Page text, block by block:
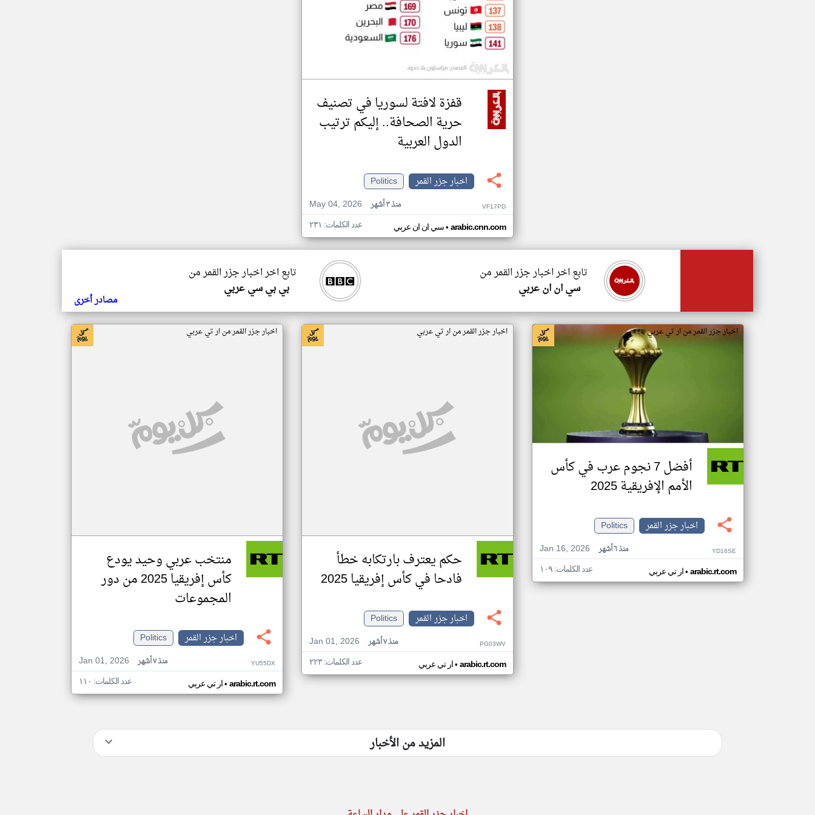
قفزة لافتة لسوريا في تصنيف
حرية الصحافة.. إليكم ترتيب
الدول العربية
اخبار جزر القمر
Politics
May 04, 2026
منذ ٣ أشهر VF17PD
سي ان ان عربي• arabic.cnn.com عدد الكلمات: ٢٣١
تابع اخر اخبار جزر القمر من
بي بي سي عربي
تابع اخر اخبار جزر القمر من
سي ان ان عربي
مصادر أخرى
اخبار جزر القمر من ار تي عربي
أفضل 7 نجوم عرب في كأس
الأمم الإفريقية 2025
اخبار جزر القمر
Politics
Jan 16, 2026
منذ ٦ أشهر YD16SE
ار تي عربي• arabic.rt.com عدد الكلمات: ١٠٩
اخبار جزر القمر من ار تي عربي
حكم يعترف بارتكابه خطأ
فادحا في كأس إفريقيا 2025
اخبار جزر القمر
Politics
Jan 01, 2026
منذ ٧ أشهر PG03WV
ار تي عربي• arabic.rt.com عدد الكلمات: ٢٢٣
اخبار جزر القمر من ار تي عربي
منتخب عربي وحيد يودع
كأس إفريقيا 2025 من دور
المجموعات
اخبار جزر القمر
Politics
Jan 01, 2026
منذ ٧ أشهر YU55DX
ار تي عربي• arabic.rt.com عدد الكلمات: ١١٠
المزيد من الأخبار